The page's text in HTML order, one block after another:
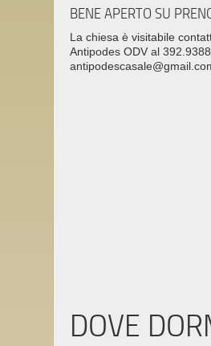
BENE APERTO SU
La chiesa è visitabile
Antipodes ODV al
DOVE